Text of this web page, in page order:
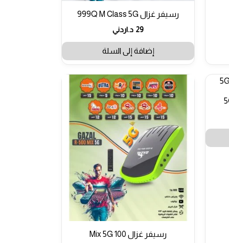
رسيفر غزال 999Q M Class 5G
29 د.اردني
إضافة إلى السلة
رسيفر غزال 100 Mix 5G